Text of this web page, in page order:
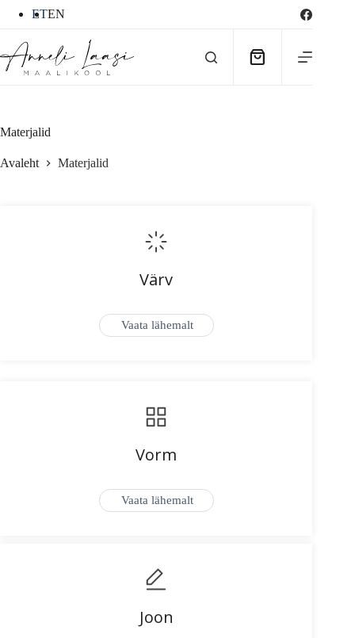
ETEN
Ostukorv
Materjalid
Avaleht Materjalid
Värv
Vaata lähemalt
Vorm
Vaata lähemalt
Joon